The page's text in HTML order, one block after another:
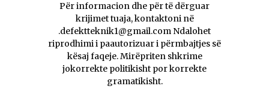
Për informacion dhe për të dërguar
krijimet tuaja, kontaktoni në
.defektteknik1@gmail.com Ndalohet
riprodhimi i paautorizuar i përmbajtjes së
kësaj faqeje. Mirëpriten shkrime
jokorrekte politikisht por korrekte
gramatikisht.